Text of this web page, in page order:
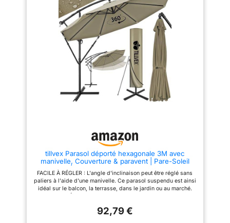
stabilité optimales, ce parasol
de jardin haut de gamme est
conçu pour une utilisation
durable dans les jardins, patios
et terrasses. TOILE
IMPERMÉABLE – La toile
résistante en polyester 210 g/m²
offre une protection UV fiable et
une excellente imperméabilité,
idéal pour se détendre, dîner et
recevoir en extérieur. PIED EN
CROIX INCLUS – Livré en
parasol déporté polyvalent est
positionner dans votre espace
extérieur préféré. DESIGN
MODERNE POUR TOUS LES
ESPACES EXTÉRIEURS – Ce
parasol de jardin déporté et
pratique, également appelé
les jardins, terrasses, cours,
abords de piscine et espaces
à la manivelle anti-retour
DESIGN ROBUSTE - La forme
en croix du bas de notre
parasol pourra être fixé dans un
sol dur, mais il faudra surtout le
lester avec des dalles dédiées
(non fournies). De plus, il y a 11
baleines sur la toile pour rendre
le parasol plus stable
MATÉRIAUX DURABLE - La
totalité des parties métalliques
de notre parasol hexagonal est
recouverts de peinture époxy
profondeur x hauteur) - 300 x
disponibles - Beige, Vert , Gris,
Kaki, Rouge REMARQUE - Avant
attentivement les instructions du
manuel. La fonction principale
de ce parasol de jardin est de
protection minimale contre les
averses légères. Il est fortement
tillvex Parasol déporté hexagonale 3M avec
manivelle, Couverture & paravent | Pare-Soleil
avec Pied | Protection UV en Aluminium pour Le
Jardin | Parasol à manivelle pour Le marché
déperlant (Taupe)
FACILE À RÉGLER : L'angle d'inclinaison peut être réglé sans
paliers à l'aide d'une manivelle. Ce parasol suspendu est ainsi
idéal sur le balcon, la terrasse, dans le jardin ou au marché.
métal et un grand pied (Ø 100 cm) assurent une stabilité
92,79 €